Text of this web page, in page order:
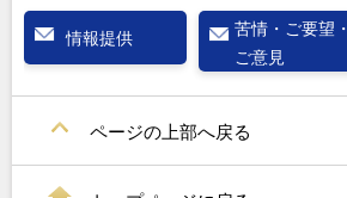
情報提供
苦情・ご要望・
ご意見
ページの上部へ戻る